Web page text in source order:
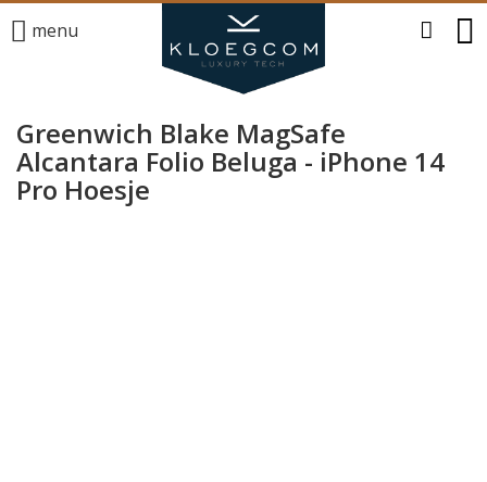
menu
Greenwich Blake MagSafe
Alcantara Folio Beluga - iPhone 14
Pro Hoesje